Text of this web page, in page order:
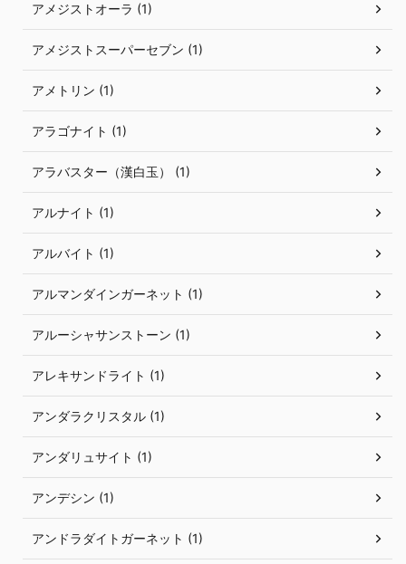
アメジストオーラ (1)
アメジストスーパーセブン (1)
アメトリン (1)
アラゴナイト (1)
アラバスター（漢白玉） (1)
アルナイト (1)
アルバイト (1)
アルマンダインガーネット (1)
アルーシャサンストーン (1)
アレキサンドライト (1)
アンダラクリスタル (1)
アンダリュサイト (1)
アンデシン (1)
アンドラダイトガーネット (1)